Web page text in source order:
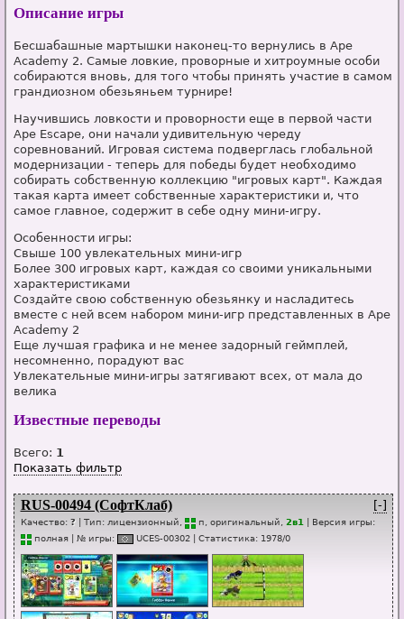
Описание игры
Бесшабашные мартышки наконец-то вернулись в Ape
Academy 2. Самые ловкие, проворные и хитроумные особи
собираются вновь, для того чтобы принять участие в самом
грандиозном обезьяньем турнире!
Научившись ловкости и проворности еще в первой части
Ape Escape, они начали удивительную череду
соревнований. Игровая система подверглась глобальной
модернизации - теперь для победы будет необходимо
собирать собственную коллекцию "игровых карт". Каждая
такая карта имеет собственные характеристики и, что
самое главное, содержит в себе одну мини-игру.
Особенности игры:
Свыше 100 увлекательных мини-игр
Более 300 игровых карт, каждая со своими уникальными
характеристиками
Создайте свою собственную обезьянку и насладитесь
вместе с ней всем набором мини-игр представленных в Ape
Academy 2
Еще лучшая графика и не менее задорный геймплей,
несомненно, порадуют вас
Увлекательные мини-игры затягивают всех, от мала до
велика
Известные переводы
Всего: 1
Показать фильтр
[-]
RUS-00494 (СофтКлаб)
Качество: ? | Тип: лицензионный, п , оригинальный, 2в1
| Версия игры:
полная | № игры: UCES-00302 Статистика: 1978/0